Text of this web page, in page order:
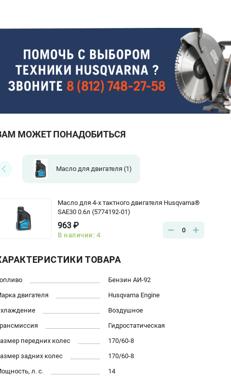
МОЖЕТ ПОНАДОБИТЬСЯ
Масло для двигателя(1)
Масло для 4-х тактного двигателя Husqvarna®
SAE30 0.6л (5774192-01)
963 ₽
В наличии: 4
0
ТОВАРА
Бензин АИ-92
двигателя
Husqvarna Engine
Воздушное
Гидростатическая
передних колес
170/60-8
задних колес
170/60-8
л. с.
14